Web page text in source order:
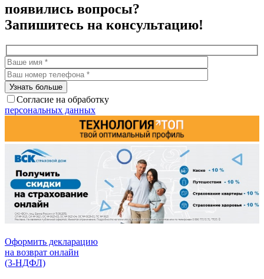
появились вопросы?
Запишитесь на консультацию!
Согласие на обработку
персональных данных
Оформить декларацию
на возврат онлайн
(3-НДФЛ)